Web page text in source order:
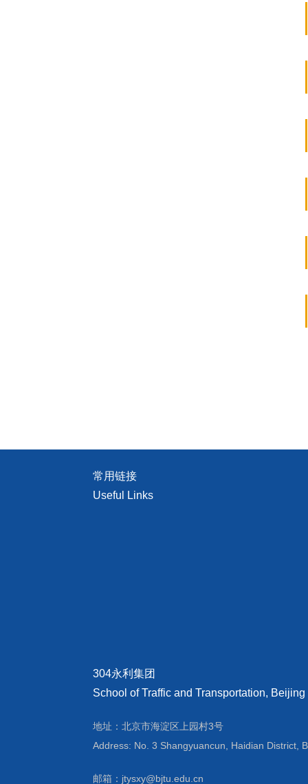
常用链接
Useful Links
304永利集团
School of Traffic and Transportation,
地址：北京市海淀区上园村3号
Address: No. 3 Shangyuancun, Haidian District,
邮箱：jtysxy@bjtu.edu.cn